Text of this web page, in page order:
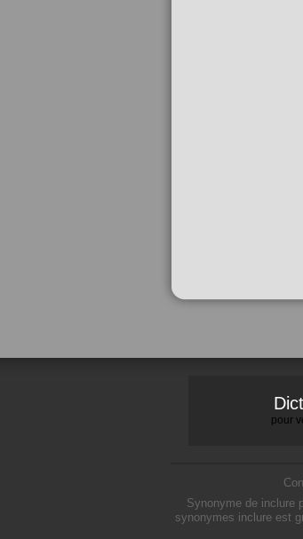
pour
Synonyme de inclure
synonymes inclure est